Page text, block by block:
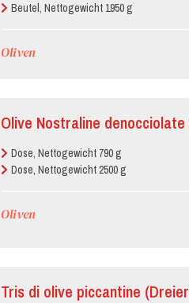
Beutel, Nettogewicht 1950 g
Oliven
Olive Nostraline
Dose, Nettogewicht 790 g
Dose, Nettogewicht 2500 g
Oliven
Tris di olive piccantine